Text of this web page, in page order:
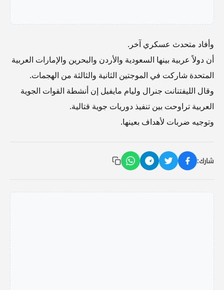
وأفاد متحدث عسكري آخر.
أن دولاً عربية بينها السعودية والأردن والبحرين والإمارات العربية
المتحدة شاركت في الموجتين الثانية والثالثة من الهجمات.
وقال الليفتنانت جنرال وليام مايفيل إن أنشطة القوات الجوية
العربية تراوحت بين تنفيذ دوريات جوية قتالية.
وتوجيه ضربات لأهداف بعينها.
شارك: